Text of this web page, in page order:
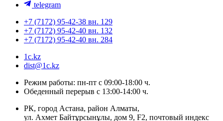
telegram
+7 (7172) 95-42-38 вн. 129
+7 (7172) 95-42-40 вн. 132
+7 (7172) 95-42-40 вн. 284
1c.kz
dist@1c.kz
Режим работы: пн-пт с 09:00-18:00 ч.
Обеденный перерыв с 13:00-14:00 ч.
РК, город Астана, район Алматы,
ул. Ахмет Байтұрсынұлы, дом 9, F2, почтовый индекс